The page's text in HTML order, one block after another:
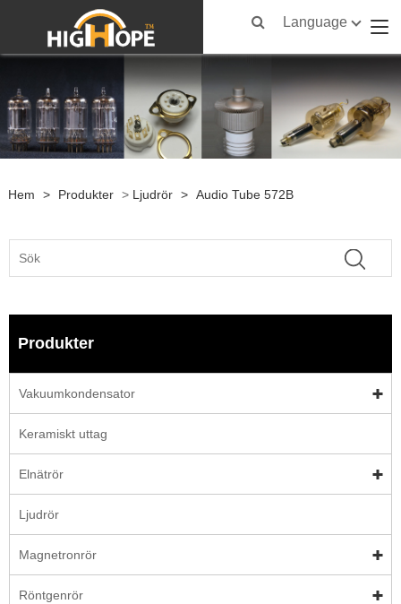
Language
Hem > Produkter > Ljudrör > Audio Tube 572B
Produkter
Vakuumkondensator
Keramiskt uttag
Elnätrör
Ljudrör
Magnetronrör
Röntgenrör